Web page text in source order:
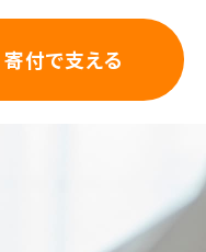
寄付で支える